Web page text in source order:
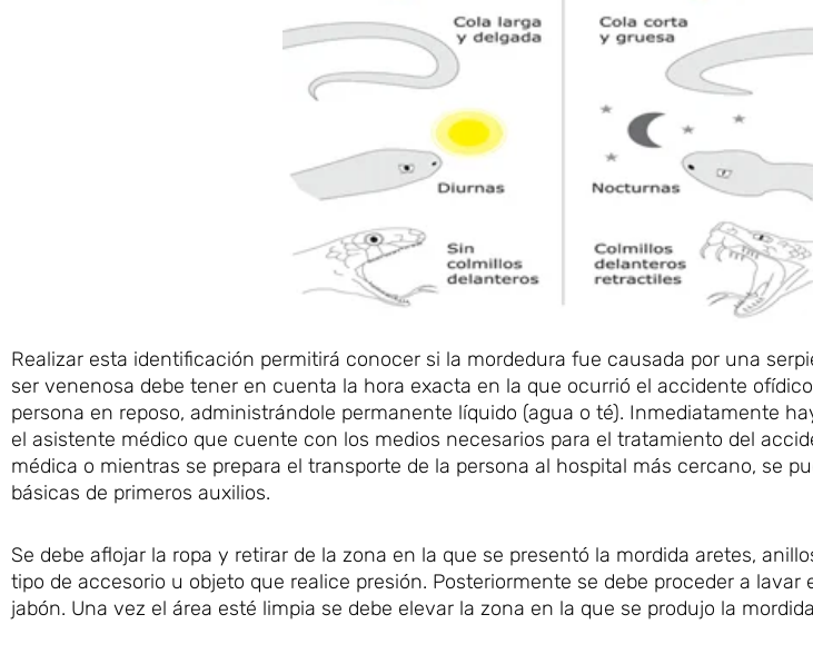
Realizar esta identificación permitirá conocer si la mordedura fue causada por una
ser venenosa debe tener en cuenta la hora exacta en la que ocurrió el accidente
persona en reposo, administrándole permanente líquido (agua o té). Inmediatamente
el asistente médico que cuente con los medios necesarios para el tratamiento del
médica o mientras se prepara el transporte de la persona al hospital más cercano, se
básicas de primeros auxilios.
Se debe aflojar la ropa y retirar de la zona en la que se presentó la mordida aretes,
tipo de accesorio u objeto que realice presión. Posteriormente se debe proceder a
jabón. Una vez el área esté limpia se debe elevar la zona en la que se produjo la